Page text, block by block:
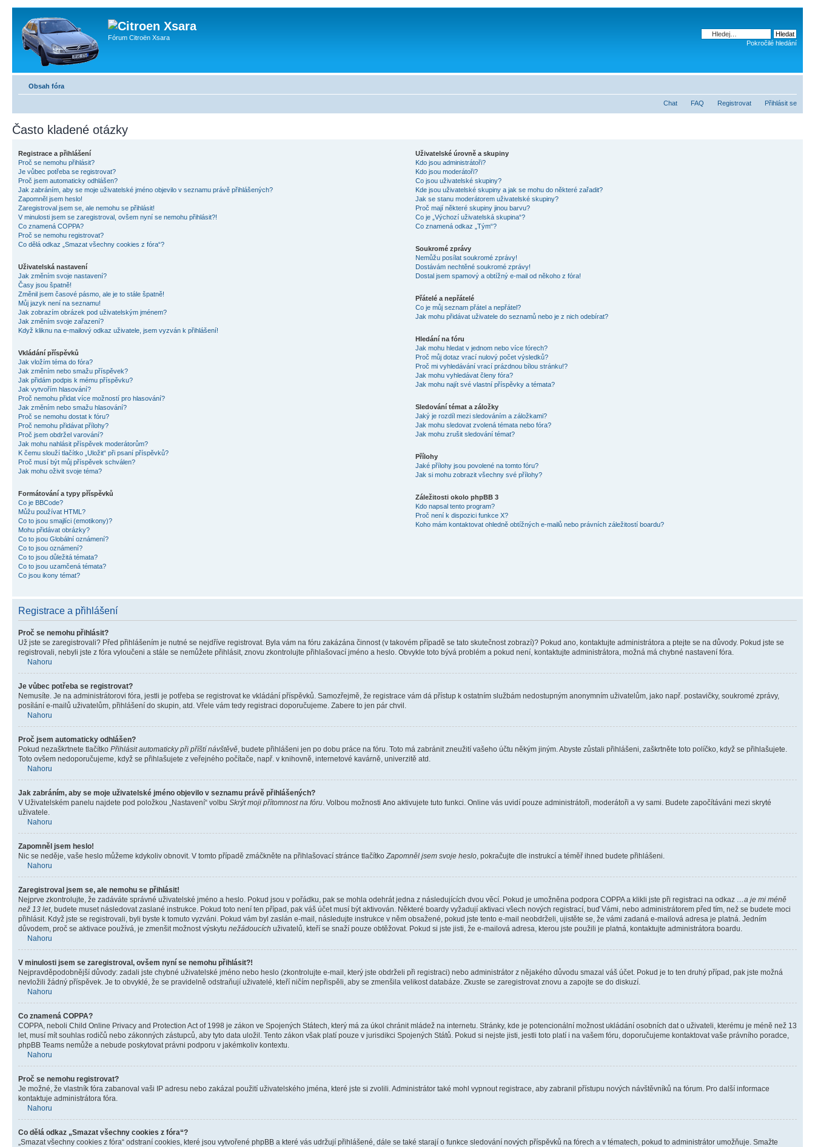
Fórum Citroën Xsara
Pokročilé hledání
Obsah fóra
Chat FAQ Registrovat Přihlásit se
Často kladené otázky
Registrace a přihlášení
Proč se nemohu přihlásit?
Je vůbec potřeba se registrovat?
Proč jsem automaticky odhlášen?
Jak zabráním, aby se moje uživatelské jméno objevilo v seznamu právě přihlášených?
Zapomněl jsem heslo!
Zaregistroval jsem se, ale nemohu se přihlásit!
V minulosti jsem se zaregistroval, ovšem nyní se nemohu přihlásit?!
Co znamená COPPA?
Proč se nemohu registrovat?
Co dělá odkaz „Smazat všechny cookies z fóra“?
Uživatelská nastavení
Jak změním svoje nastavení?
Časy jsou špatně!
Změnil jsem časové pásmo, ale je to stále špatně!
Můj jazyk není na seznamu!
Jak zobrazím obrázek pod uživatelským jménem?
Jak změním svoje zařazení?
Když kliknu na e-mailový odkaz uživatele, jsem vyzván k přihlášení!
Vkládání příspěvků
Jak vložím téma do fóra?
Jak změním nebo smažu příspěvek?
Jak přidám podpis k mému příspěvku?
Jak vytvořím hlasování?
Proč nemohu přidat více možností pro hlasování?
Jak změním nebo smažu hlasování?
Proč se nemohu dostat k fóru?
Proč nemohu přidávat přílohy?
Proč jsem obdržel varování?
Jak mohu nahlásit příspěvek moderátorům?
K čemu slouží tlačítko „Uložit“ při psaní příspěvků?
Proč musí být můj příspěvek schválen?
Jak mohu oživit svoje téma?
Formátování a typy příspěvků
Co je BBCode?
Můžu používat HTML?
Co to jsou smajlíci (emotikony)?
Mohu přidávat obrázky?
Co to jsou Globální oznámení?
Co to jsou oznámení?
Co to jsou důležitá témata?
Co to jsou uzamčená témata?
Co jsou ikony témat?
Uživatelské úrovně a skupiny
Kdo jsou administrátoři?
Kdo jsou moderátoři?
Co jsou uživatelské skupiny?
Kde jsou uživatelské skupiny a jak se mohu do některé zařadit?
Jak se stanu moderátorem uživatelské skupiny?
Proč mají některé skupiny jinou barvu?
Co je „Výchozí uživatelská skupina“?
Co znamená odkaz „Tým“?
Soukromé zprávy
Nemůžu posílat soukromé zprávy!
Dostávám nechtěné soukromé zprávy!
Dostal jsem spamový a obtížný e-mail od někoho z fóra!
Přátelé a nepřátelé
Co je můj seznam přátel a nepřátel?
Jak mohu přidávat uživatele do seznamů nebo je z nich odebírat?
Hledání na fóru
Jak mohu hledat v jednom nebo více fórech?
Proč můj dotaz vrací nulový počet výsledků?
Proč mi vyhledávání vrací prázdnou bílou stránku!?
Jak mohu vyhledávat členy fóra?
Jak mohu najít své vlastní příspěvky a témata?
Sledování témat a záložky
Jaký je rozdíl mezi sledováním a záložkami?
Jak mohu sledovat zvolená témata nebo fóra?
Jak mohu zrušit sledování témat?
Přílohy
Jaké přílohy jsou povolené na tomto fóru?
Jak si mohu zobrazit všechny své přílohy?
Záležitosti okolo phpBB 3
Kdo napsal tento program?
Proč není k dispozici funkce X?
Koho mám kontaktovat ohledně obtížných e-mailů nebo právních záležitostí boardu?
Registrace a přihlášení
Proč se nemohu přihlásit?
Už jste se zaregistrovali? Před přihlášením je nutné se nejdříve registrovat. Byla vám na fóru zakázána činnost (v takovém případě se tato skutečnost zobrazí)? Pokud ano, kontaktujte administrátora a ptejte se na důvody. Pokud jste se
registrovali, nebyli jste z fóra vyloučeni a stále se nemůžete přihlásit, znovu zkontrolujte přihlašovací jméno a heslo. Obvykle toto bývá problém a pokud není, kontaktujte administrátora, možná má chybné nastavení fóra.
Nahoru
Je vůbec potřeba se registrovat?
Nemusíte. Je na administrátorovi fóra, jestli je potřeba se registrovat ke vkládání příspěvků. Samozřejmě, že registrace vám dá přístup k ostatním službám nedostupným anonymním uživatelům, jako např. postavičky, soukromé zprávy,
posílání e-mailů uživatelům, přihlášení do skupin, atd. Vřele vám tedy registraci doporučujeme. Zabere to jen pár chvil.
Nahoru
Proč jsem automaticky odhlášen?
Pokud nezaškrtnete tlačítko Přihlásit automaticky při příští návštěvě, budete přihlášeni jen po dobu práce na fóru. Toto má zabránit zneužití vašeho účtu někým jiným. Abyste zůstali přihlášeni, zaškrtněte toto políčko, když se přihlašujete.
Toto ovšem nedoporučujeme, když se přihlašujete z veřejného počítače, např. v knihovně, internetové kavárně, univerzitě atd.
Nahoru
Jak zabráním, aby se moje uživatelské jméno objevilo v seznamu právě přihlášených?
V Uživatelském panelu najdete pod položkou „Nastavení“ volbu Skrýt moji přítomnost na fóru. Volbou možnosti Ano aktivujete tuto funkci. Online vás uvidí pouze administrátoři, moderátoři a vy sami. Budete započítáváni mezi skryté
uživatele.
Nahoru
Zapomněl jsem heslo!
Nic se neděje, vaše heslo můžeme kdykoliv obnovit. V tomto případě zmáčkněte na přihlašovací stránce tlačítkoZapomněl jsem svoje heslo, pokračujte dle instrukcí a téměř ihned budete přihlášeni.
Nahoru
Zaregistroval jsem se, ale nemohu se přihlásit!
Nejprve zkontrolujte, že zadáváte správné uživatelské jméno a heslo. Pokud jsou v pořádku, pak se mohla odehrát jedna z následujících dvou věcí. Pokud je umožněna podpora COPPA a klikli jste při registraci na odkaz …a je mi méně
než 13 let, budete muset následovat zaslané instrukce. Pokud toto není ten případ, pak váš účet musí být aktivován. Některé boardy vyžadují aktivaci všech nových registrací, buď Vámi, nebo administrátorem před tím, než se budete moci
přihlásit. Když jste se registrovali, byli byste k tomuto vyzváni. Pokud vám byl zaslán e-mail, následujte instrukce v něm obsažené, pokud jste tento e-mail neobdrželi, ujistěte se, že vámi zadaná e-mailová adresa je platná. Jedním
důvodem, proč se aktivace používá, je zmenšit možnost výskytu nežádoucích uživatelů, kteří se snaží pouze obtěžovat. Pokud si jste jisti, že e-mailová adresa, kterou jste použili je platná, kontaktujte administrátora boardu.
Nahoru
V minulosti jsem se zaregistroval, ovšem nyní se nemohu přihlásit?!
Nejpravděpodobnější důvody: zadali jste chybné uživatelské jméno nebo heslo (zkontrolujte e-mail, který jste obdrželi při registraci) nebo administrátor z nějakého důvodu smazal váš účet. Pokud je to ten druhý případ, pak jste možná
nevložili žádný příspěvek. Je to obvyklé, že se pravidelně odstraňují uživatelé, kteří ničím nepřispěli, aby se zmenšila velikost databáze. Zkuste se zaregistrovat znovu a zapojte se do diskuzí.
Nahoru
Co znamená COPPA?
COPPA, neboli Child Online Privacy and Protection Act of 1998 je zákon ve Spojených Státech, který má za úkol chránit mládež na internetu. Stránky, kde je potencionální možnost ukládání osobních dat o uživateli, kterému je méně než 13
let, musí mít souhlas rodičů nebo zákonných zástupců, aby tyto data uložil. Tento zákon však platí pouze v jurisdikci Spojených Států. Pokud si nejste jisti, jestli toto platí i na vašem fóru, doporučujeme kontaktovat vaše právního poradce,
phpBB Teams nemůže a nebude poskytovat právni podporu v jakémkoliv kontextu.
Nahoru
Proč se nemohu registrovat?
Je možné, že vlastník fóra zabanoval vaši IP adresu nebo zakázal použití uživatelského jména, které jste si zvolili. Administrátor také mohl vypnout registrace, aby zabranil přístupu nových návštěvníků na fórum. Pro další informace
kontaktuje administrátora fóra.
Nahoru
Co dělá odkaz „Smazat všechny cookies z fóra“?
„Smazat všechny cookies z fóra“ odstraní cookies, které jsou vytvořené phpBB a které vás udržují přihlášené, dále se také starají o funkce sledování nových příspěvků na fórech a v tématech, pokud to administrátor umožňuje. Smažte